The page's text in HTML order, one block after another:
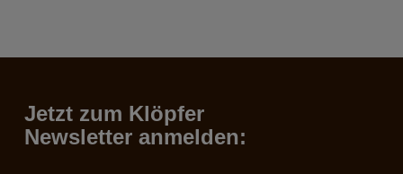
Jetzt zum Klöpfer
Newsletter anmelden: